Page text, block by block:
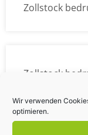
Wir verwenden
optimieren.
Zollstock
Zollstock